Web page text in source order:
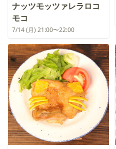
ナッツモッツァレラロコ
モコ
7/14 (月) 21:00〜22:00